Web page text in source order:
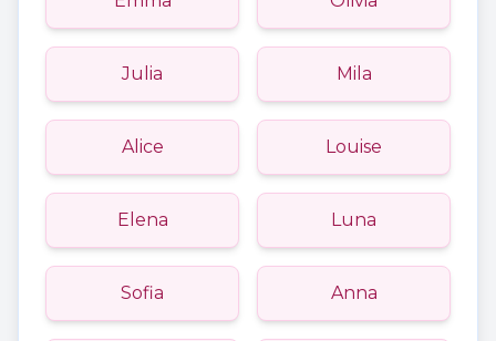
Julia Mila
Alice Louise
Elena Luna
Sofia Anna